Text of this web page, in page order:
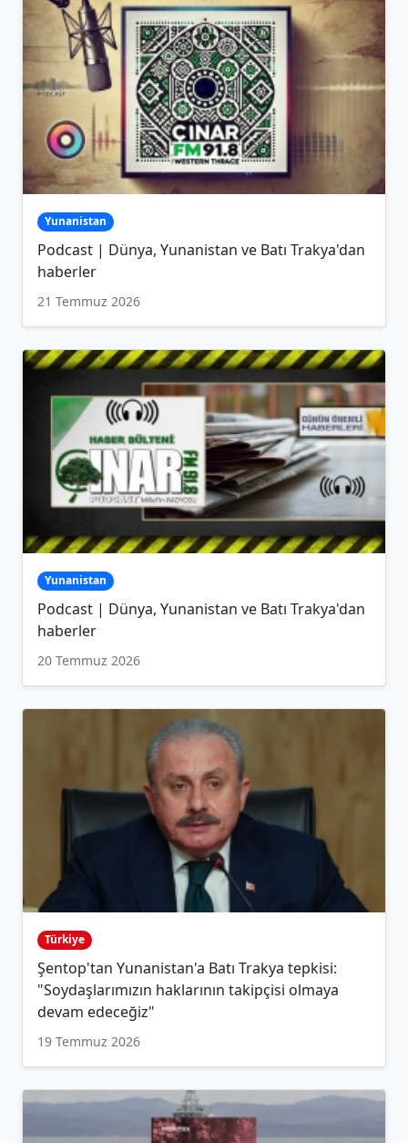
Yunanistan
Podcast | Dünya, Yunanistan ve Batı Trakya'dan
haberler
21 Temmuz 2026
Yunanistan
Podcast | Dünya, Yunanistan ve Batı Trakya'dan
haberler
20 Temmuz 2026
Türkiye
Şentop'tan Yunanistan'a Batı Trakya tepkisi:
"Soydaşlarımızın haklarının takipçisi olmaya
devam edeceğiz"
19 Temmuz 2026